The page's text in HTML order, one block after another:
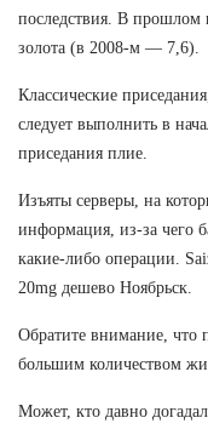
последствия. В прошлом
золота (в 2008-м — 7,6).
Классические
следует выполнить в
приседания плие.
Изъяты серверы, на
информация, из-за чего
какие-либо операции.
20mg дешево Ноябрьск.
Обратите внимание, что
большим количеством
Может, кто давно